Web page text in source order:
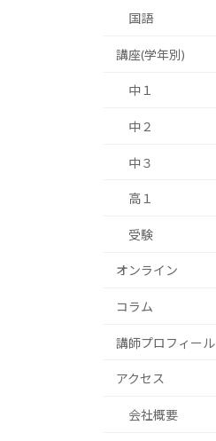
国語
講座(学年別)
中１
中２
中３
高１
受験
オンライン
コラム
講師プロフィール
アクセス
会社概要